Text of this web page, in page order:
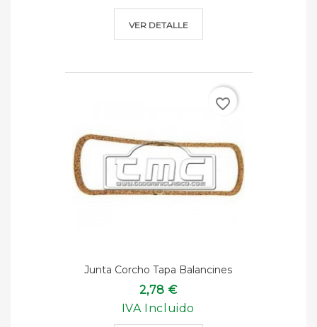
VER DETALLE
Junta Corcho Tapa Balancines
2,78 €
IVA Incluido
favorite_border